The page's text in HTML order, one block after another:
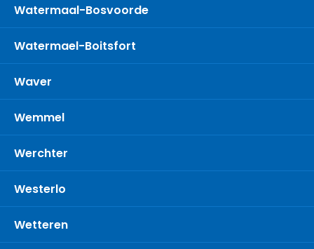
Watermaal-Bosvoorde
Watermael-Boitsfort
Waver
Wemmel
Werchter
Westerlo
Wetteren